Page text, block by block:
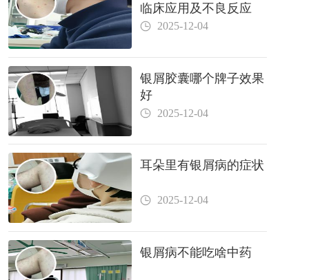
临床应用及不良反应
2025-12-04
银屑胶囊哪个牌子效果
好
2025-12-04
耳朵里有银屑病的症状
2025-12-04
银屑病不能吃啥中药